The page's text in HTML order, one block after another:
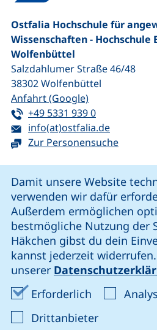
Damit unsere Website
verwenden wir dafür
Außerdem ermöglichen
bestmögliche Nutzung der
Häkchen gibst du dein
kannst jederzeit
unserer
Erforderlich
Drittanbieter: Cookies
Ostfalia Hochschule für
Wissenschaften - Hochschule
Wolfenbüttel
Salzdahlumer Straße 46/48
38302Wolfenbüttel
Anfahrt (Google)(externer Link,
Tel:
+49 5331 939 0(startet
E-Mail:
info(at)ostfalia.de(öffnet Ihr
Zur Personensuche
unsere Facebook-Seite
unsere LinkedIn-Seite
unsereunsere
Cookie-Einstellungen
Impressum
Datenschutz
Erklärung zur Barrierefreiheit